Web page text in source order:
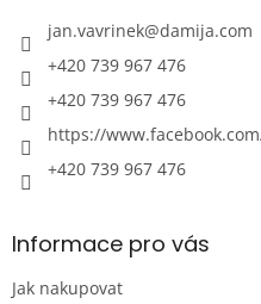
jan.vavrinek@damija.com
+420 739 967 476
+420 739 967 476
https://
+420 739 967 476
Informace pro vás
Jak nakupovat